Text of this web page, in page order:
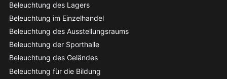
Beleuchtung des Lagers
Beleuchtung im Einzelhandel
Beleuchtung des Ausstellungsraums
Beleuchtung der Sporthalle
Beleuchtung des Geländes
Beleuchtung für die Bildung